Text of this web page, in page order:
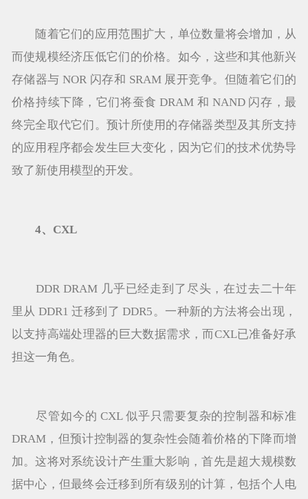
随着它们的应用范围扩大，单位数量将会增加，从
而使规模经济压低它们的价格。如今，这些和其他新兴
存储器与 NOR 闪存和 SRAM 展开竞争。但随着它们的
价格持续下降，它们将蚕食 DRAM 和 NAND 闪存，最
终完全取代它们。预计所使用的存储器类型及其所支持
的应用程序都会发生巨大变化，因为它们的技术优势导
致了新使用模型的开发。
4、CXL
DDR DRAM 几乎已经走到了尽头，在过去二十年
里从 DDR1 迁移到了 DDR5。一种新的方法将会出现，
以支持高端处理器的巨大数据需求，而CXL已准备好承
担这一角色。
尽管如今的 CXL 似乎只需要复杂的控制器和标准
DRAM，但预计控制器的复杂性会随着价格的下降而增
加。这将对系统设计产生重大影响，首先是超大规模数
据中心，但最终会迁移到所有级别的计算，包括个人电